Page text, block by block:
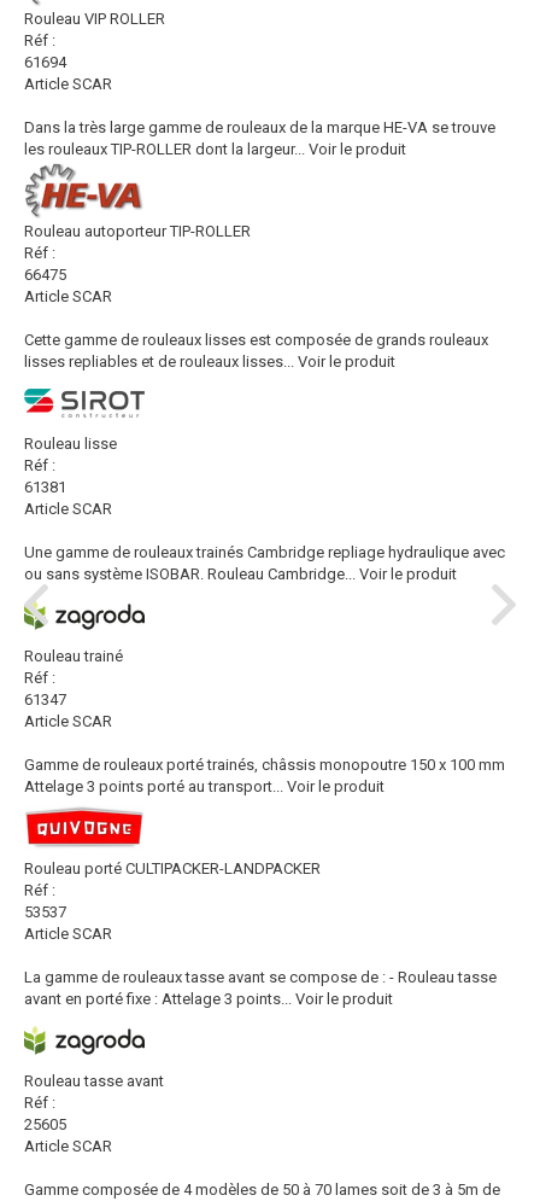
Rouleau VIP ROLLER
Réf :
61694
Article SCAR
Dans la très large gamme de rouleaux de la marque HE-VA se trouve
les rouleaux TIP-ROLLER dont la largeur... Voir le produit
Rouleau autoporteur TIP-ROLLER
Réf :
66475
Article SCAR
Cette gamme de rouleaux lisses est composée de grands rouleaux
lisses repliables et de rouleaux lisses... Voir le produit
Rouleau lisse
Réf :
61381
Article SCAR
Une gamme de rouleaux trainés Cambridge repliage hydraulique avec
ou sans système ISOBAR. Rouleau Cambridge... Voir le produit
Rouleau trainé
Réf :
61347
Article SCAR
Gamme de rouleaux porté trainés, châssis monopoutre 150 x 100 mm
Attelage 3 points porté au transport... Voir le produit
Rouleau porté CULTIPACKER-LANDPACKER
Réf :
53537
Article SCAR
La gamme de rouleaux tasse avant se compose de : - Rouleau tasse
avant en porté fixe : Attelage 3 points... Voir le produit
Rouleau tasse avant
Réf :
25605
Article SCAR
Gamme composée de 4 modèles de 50 à 70 lames soit de 3 à 5m de